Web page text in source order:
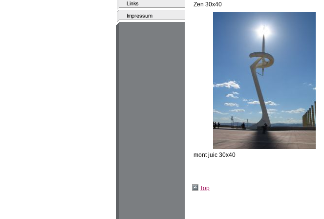
Zen 30x40
mont juic 30x40
Top